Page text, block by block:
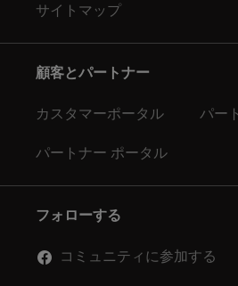
サイトマップ
顧客とパートナー
カスタマーポータル パー
パートナー ポータル
フォローする
コミュニティに参加する